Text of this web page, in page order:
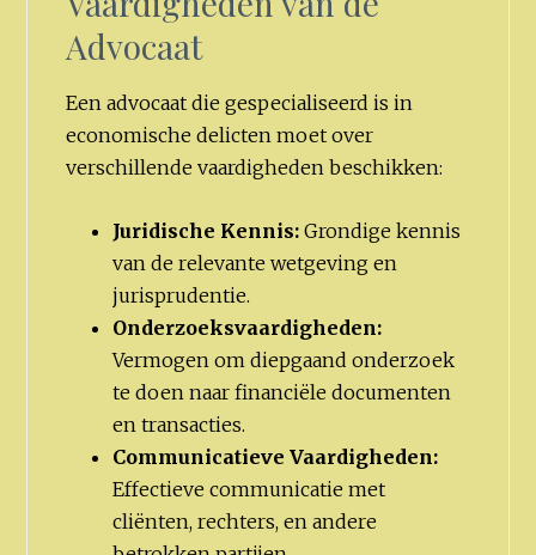
Advocaat
Een advocaat die gespecialiseerd is in
economische delicten moet over
verschillende vaardigheden beschikken:
Juridische Kennis:Grondige kennis
van de relevante wetgeving en
jurisprudentie.
Onderzoeksvaardigheden:
Vermogen om diepgaand onderzoek
te doen naar financiële documenten
en transacties.
Communicatieve Vaardigheden:
Effectieve communicatie met
cliënten, rechters, en andere